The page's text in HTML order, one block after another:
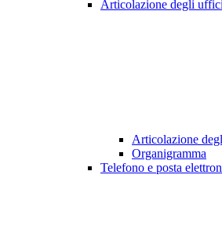
Articolazione degli uffici
Articolazione
Organigramma
Telefono e posta